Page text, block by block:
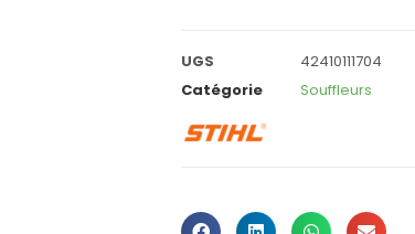
UGS
42410111704
Catégorie
Souffleurs